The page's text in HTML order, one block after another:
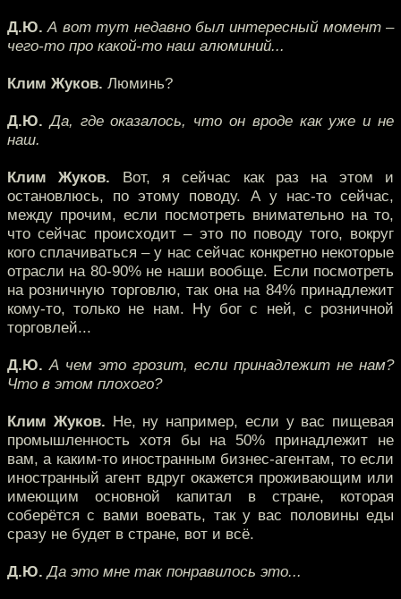
Д.Ю. А вот тут недавно был интересный момент –
чего-то про какой-то наш алюминий...
Клим Жуков. Люминь?
Д.Ю. Да, где оказалось, что он вроде как уже и не
наш.
Клим Жуков. Вот, я сейчас как раз на этом и
остановлюсь, по этому поводу. А у нас-то сейчас,
между прочим, если посмотреть внимательно на то,
что сейчас происходит – это по поводу того, вокруг
кого сплачиваться – у нас сейчас конкретно некоторые
отрасли на 80-90% не наши вообще. Если посмотреть
на розничную торговлю, так она на 84% принадлежит
кому-то, только не нам. Ну бог с ней, с розничной
торговлей...
Д.Ю. А чем это грозит, если принадлежит не нам?
Что в этом плохого?
Клим Жуков. Не, ну например, если у вас пищевая
промышленность хотя бы на 50% принадлежит не
вам, а каким-то иностранным бизнес-агентам, то если
иностранный агент вдруг окажется проживающим или
имеющим основной капитал в стране, которая
соберётся с вами воевать, так у вас половины еды
сразу не будет в стране, вот и всё.
Д.Ю. Да это мне так понравилось это...